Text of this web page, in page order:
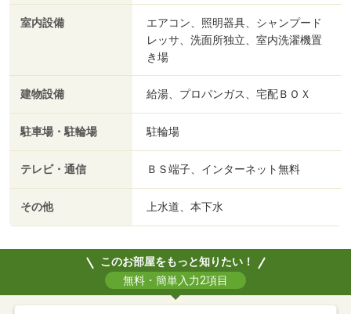
室内設備
エアコン、照明器具、シャンプード
レッサ、洗面所独立、室内洗濯機置
き場
建物設備 給湯、プロパンガス、宅配ＢＯＸ
駐車場・駐輪場 駐輪場
テレビ・通信 ＢＳ端子、インターネット無料
その他 上水道、本下水
このお部屋をもっと知りたい！
無料・簡単入力2項目